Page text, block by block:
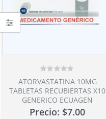
0
out
of
5
ATORVASTATINA 10MG
TABLETAS RECUBIERTAS X10
GENERICO ECUAGEN
Precio: $7.00